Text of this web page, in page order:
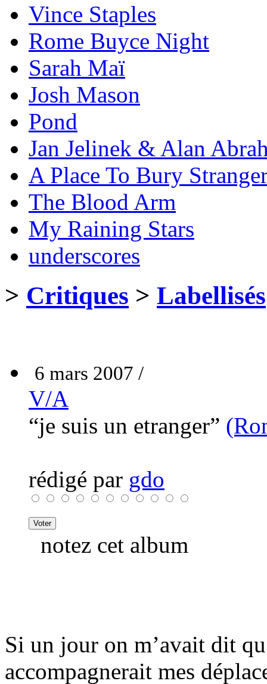
Vince Staples
Rome Buyce Night
Sarah Maï
Josh Mason
Pond
Jan Jelinek & Alan
A Place To Bury
The Blood Arm
My Raining Stars
underscores
> Critiques > Labellisés
6 mars 2007 /
V/A
“je suis un etranger”
rédigé par gdo
notez cet album
Si un jour on m’avait dit
accompagnerait mes